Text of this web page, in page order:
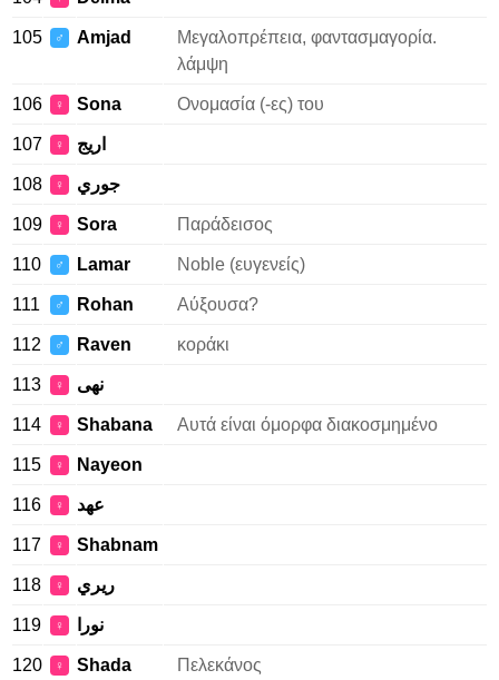
105 ♂ Amjad
Μεγαλοπρέπεια, φαντασμαγορία.
λάμψη
106 ♀ Sona Ονομασία (-ες) του
107 ♀ اريج
108 ♀ جوري
109 ♀ Sora Παράδεισος
110 ♂ Lamar Noble (ευγενείς)
111 ♂ Rohan Αύξουσα?
112 ♂ Raven κοράκι
113 ♀ نهى
114 ♀ Shabana Αυτά είναι όμορφα διακοσμημένο
115 ♀ Nayeon
116 ♀ عهد
117 ♀ Shabnam
118 ♀ ريري
119 ♀ نورا
120 ♀ Shada Πελεκάνος